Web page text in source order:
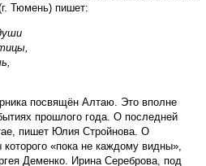
Тюмень) пишет:
посвящён Алтаю. Это вполне
прошлого года. О последней
пишет Юлия Стройнова. О
«пока не каждому видны»,
Деменко. Ирина Сереброва, под